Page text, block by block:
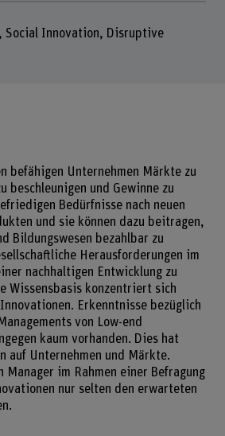
Social Innovation, Disruptive
befähigen Unternehmen Märkte zu
beschleunigen und Gewinne zu
Bedürfnisse nach neuen
und sie können dazu beitragen,
Bildungswesen bezahlbar zu
Herausforderungen im
nachhaltigen Entwicklung zu
Wissensbasis konzentriert sich
Erkenntnisse bezüglich
von Low-end
kaum vorhanden. Dies hat
auf Unternehmen und Märkte.
Manager im Rahmen einer Befragung
nur selten den erwarteten